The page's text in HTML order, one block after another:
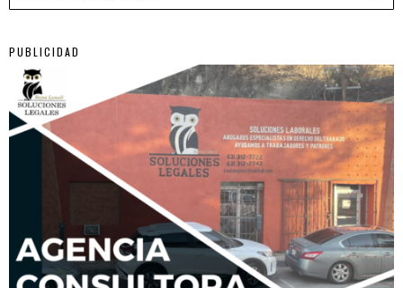
PUBLICIDAD